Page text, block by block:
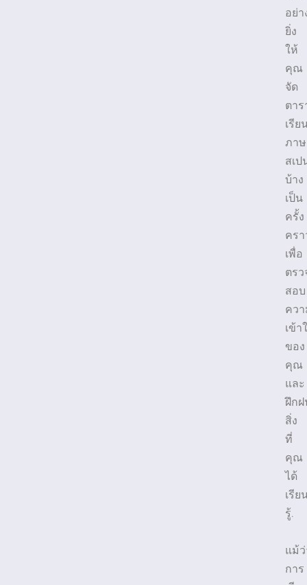
อย่า
ยิ่ง
ให้
คุณ
จัด
ตาร
เรีย
ภา
สเป
บ้าง
เป็น
ครั้ง
ครา
เพื่อ
ตรว
สอบ
คว
เข้า
ของ
คุณ
และ
ฝึกฝ
สิ่ง
ที่
คุณ
ได้
เรีย
รู้.
แม้ว่
การ